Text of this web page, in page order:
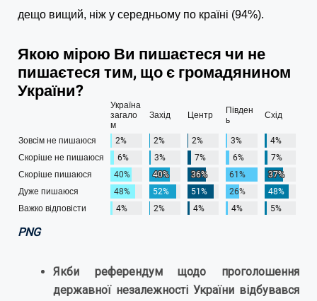
дещо вищий, ніж у середньому по країні (94%).
PNG
Якби референдум щодо проголошення
державної незалежності України відбувався